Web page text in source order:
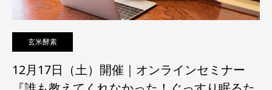
玄米酵素
12月17日（土）開催｜オンラインセミナー